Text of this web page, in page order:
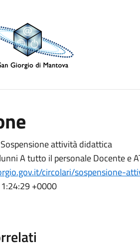
attività didattica
A tutto il personale Docente e
circolari/sospensione-
+0000